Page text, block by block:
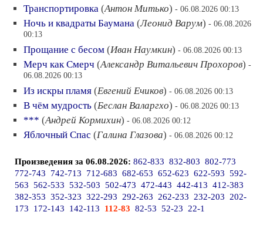
Транспортировка (Антон Митько) - 06.08.2026 00:13
Ночь и квадраты Баумана (Леонид Варум) - 06.08.2026
00:13
Прощание с бесом (Иван Наумкин) - 06.08.2026 00:13
Мерч как Смерч (Александр Витальевич Прохоров) -
06.08.2026 00:13
Из искры пламя (Евгений Ечиков) - 06.08.2026 00:13
В чём мудрость (Беслан Валаргхо) - 06.08.2026 00:13
*** (Андрей Кормихин) - 06.08.2026 00:12
Яблочный Спас (Галина Глазова) - 06.08.2026 00:12
Произведения за 06.08.2026: 862-833 832-803 802-773
772-743
742-713 712-683 682-653 652-623 622-593 592-
563 562-533 532-503 502-473 472-443 442-413 412-383
382-353 352-323 322-293 292-263 262-233 232-203
202-
173
172-143 142-113 112-83 82-53 52-23 22-1